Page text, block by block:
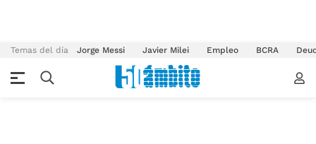
Temas del día Jorge Messi Javier Milei Empleo BCRA